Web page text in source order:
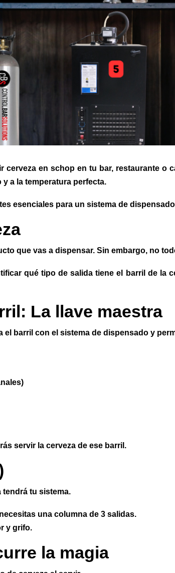
cerveza en schop en tu bar, restaurante o
a la temperatura perfecta.
esenciales para un sistema de
que vas a dispensar. Sin embargo, no
qué tipo de salida tiene el barril de la
La llave maestra
barril con el sistema de dispensado y
servir la cerveza de ese barril.
tu sistema.
una columna de 3 salidas.
y grifo.
la magia